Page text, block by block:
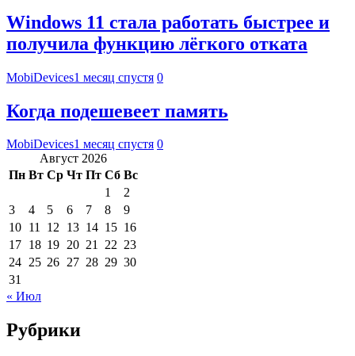
Windows 11 стала работать быстрее и
получила функцию лёгкого отката
MobiDevices1 месяц спустя 0
Когда подешевеет память
MobiDevices1 месяц спустя 0
Август 2026
Пн Вт Ср Чт Пт Сб Вс
1
2
3
4 5 6 7 8
9
10 11 12 13 14 15 16
17 18 19 20 21 22 23
24 25 26 27 28 29 30
31
« Июл
Рубрики